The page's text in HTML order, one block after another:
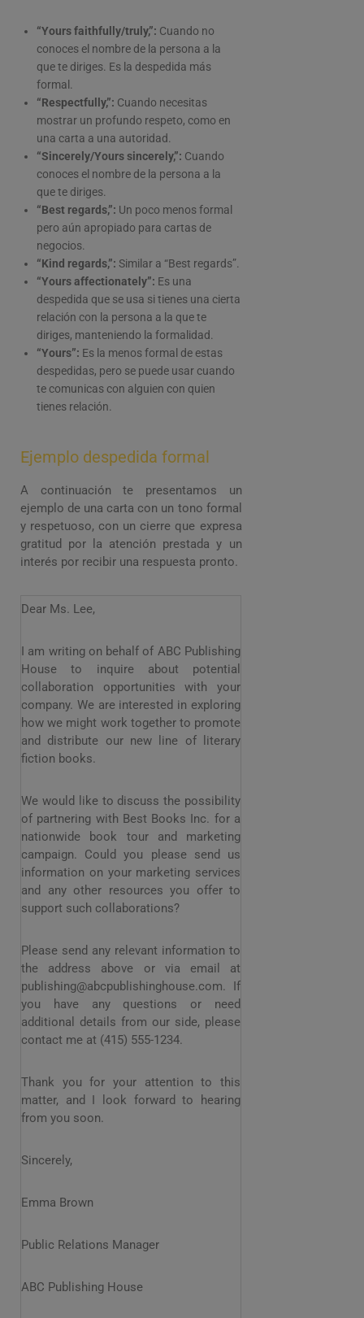
“Yours faithfully/truly,”: Cuando no
conoces el nombre de la persona a la
que te diriges. Es la despedida más
formal.
“Respectfully,”: Cuando necesitas
mostrar un profundo respeto, como en
una carta a una autoridad.
“Sincerely/Yours sincerely,”: Cuando
conoces el nombre de la persona a la
que te diriges.
“Best regards,”: Un poco menos formal
pero aún apropiado para cartas de
negocios.
“Kind regards,”: Similar a “Best regards”.
“Yours affectionately”: Es una
despedida que se usa si tienes una cierta
relación con la persona a la que te
diriges, manteniendo la formalidad.
“Yours”: Es la menos formal de estas
despedidas, pero se puede usar cuando
te comunicas con alguien con quien
tienes relación.
Ejemplo despedida formal
A continuación te presentamos un
ejemplo de una carta con un tono formal
y respetuoso, con un cierre que expresa
gratitud por la atención prestada y un
interés por recibir una respuesta pronto.
Dear Ms. Lee,
I am writing on behalf of ABC Publishing
House to inquire about potential
collaboration opportunities with your
company. We are interested in exploring
how we might work together to promote
and distribute our new line of literary
fiction books.
We would like to discuss the possibility
of partnering with Best Books Inc. for a
nationwide book tour and marketing
campaign. Could you please send us
information on your marketing services
and any other resources you offer to
support such collaborations?
Please send any relevant information to
the address above or via email at
publishing@abcpublishinghouse.com. If
you have any questions or need
additional details from our side, please
contact me at (415) 555-1234.
Thank you for your attention to this
matter, and I look forward to hearing
from you soon.
Sincerely,
Emma Brown
Public Relations Manager
ABC Publishing House